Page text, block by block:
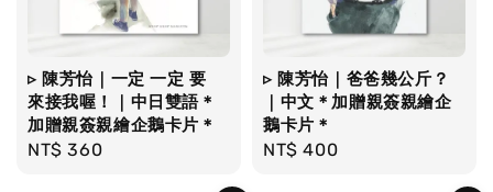
▹ 陳芳怡｜一定 一定 要
來接我喔！｜中日雙語＊
加贈親簽親繪企鵝卡片＊
Regular
NT$ 360
▹ 陳芳怡｜爸爸幾公斤？
｜中文＊加贈親簽親繪企
鵝卡片＊
Regular
NT$ 400